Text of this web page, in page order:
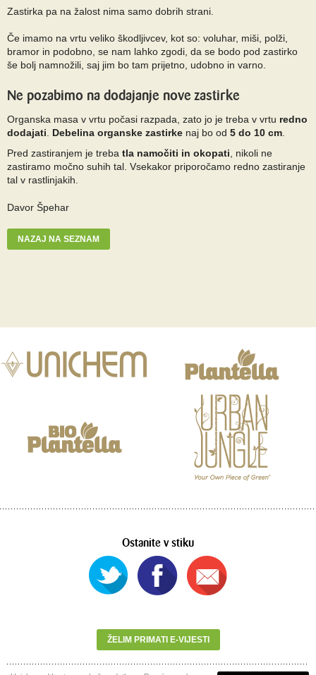
Zastirka pa na žalost nima samo dobrih strani.
Če imamo na vrtu veliko škodljivcev, kot so: voluhar, miši, polži,
bramor in podobno, se nam lahko zgodi, da se bodo pod zastirko
še bolj namnožili, saj jim bo tam prijetno, udobno in varno.
Ne pozabimo na dodajanje nove zastirke
Organska masa v vrtu počasi razpada, zato jo je treba v vrtu redno
dodajati
Debelina organske zastirke naj bo od 5 do 10 cm
Pred zastiranjem je treba tla namočiti in okopati , nikoli ne
zastiramo močno suhih tal. Vsekakor priporočamo redno zastiranje
tal v rastlinjakih.
Davor Špehar
NAZAJ NA SEZNAM
Ostanite v stiku
ŽELIM PRIMATI E-VIJESTI